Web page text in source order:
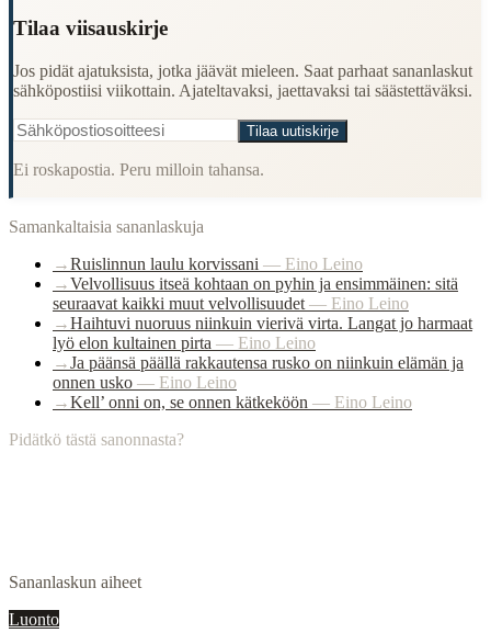
Tilaa viisauskirje
Jos pidät ajatuksista, jotka jäävät mieleen. Saat parhaat sananlaskut
sähköpostiisi viikottain. Ajateltavaksi, jaettavaksi tai säästettäväksi.
Tilaa uutiskirje
Ei roskapostia. Peru milloin tahansa.
Samankaltaisia sananlaskuja
→Ruislinnun laulu korvissani — Eino Leino
→Velvollisuus itseä kohtaan on pyhin ja ensimmäinen: sitä
seuraavat kaikki muut velvollisuudet — Eino Leino
→Haihtuvi nuoruus niinkuin vierivä virta. Langat jo harmaat
lyö elon kultainen pirta — Eino Leino
→Ja päänsä päällä rakkautensa rusko on niinkuin elämän ja
onnen usko — Eino Leino
→Kell’ onni on, se onnen kätkeköön — Eino Leino
Pidätkö tästä sanonnasta?
Sananlaskun aiheet
Luonto